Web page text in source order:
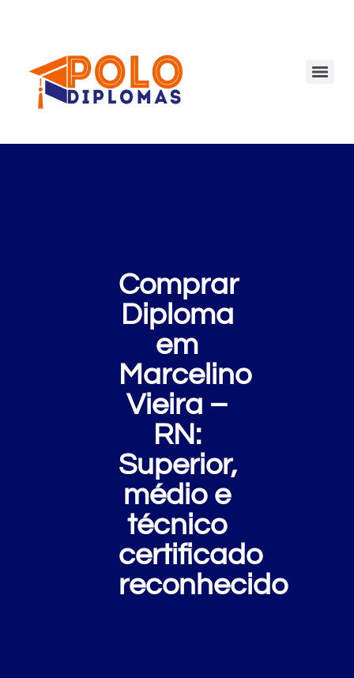
Comprar
Diploma
em
Marcelino
Vieira –
RN:
Superior,
médio e
técnico
certificado
reconhecido